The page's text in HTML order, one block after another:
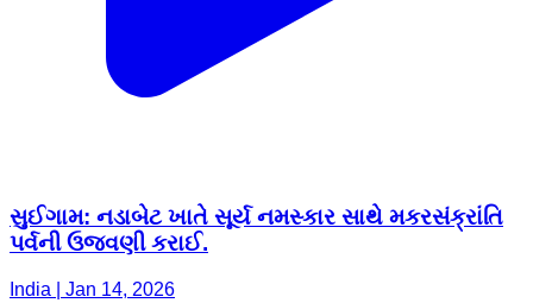
સુઈગામ: નડાબેટ ખાતે સૂર્ય નમસ્કાર સાથે મકરસંક્રાંતિ
પર્વની ઉજવણી કરાઈ.
India | Jan 14, 2026